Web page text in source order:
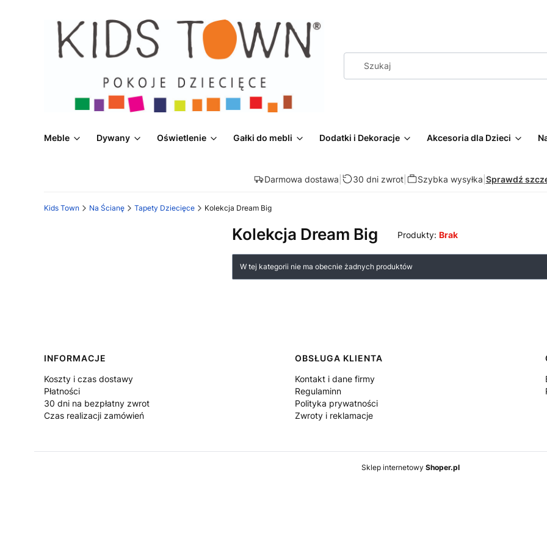
Meble Dywany Oświetlenie Gałki do mebli Dodatki i Dekoracje Akcesoria dla Dzieci
Darmowa dostawa 30 dni zwrot| Szybka wysyłka Sprawdź
Kids Town Na Ścianę Tapety Dziecięce Kolekcja Dream Big
Kolekcja Dream Big Produkty: Brak
Lista produktów
W tej kategorii nie ma obecnie żadnych produktów
Linki w stopce
INFORMACJE
Koszty i czas dostawy
Płatności
30 dni na bezpłatny zwrot
Czas realizacji zamówień
OBSŁUGA KLIENTA
Kontakt i dane firmy
Regulaminn
Polityka prywatności
Zwroty i reklamacje
Sklep internetowy Shoper.pl